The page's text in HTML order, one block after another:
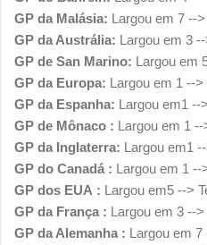
GP da Malásia: Largou em 7 --
GP da Austrália: Largou em 3
GP de San Marino: Largou em
GP da Europa: Largou em 1 --
GP da Espanha: Largou em1 --
GP de Mônaco : Largou em 1 --
GP da Inglaterra: Largou em1
GP do Canadá : Largou em 1 --
GP dos EUA : Largou em5 -->
GP da França : Largou em 3 -->
GP da Alemanha : Largou em 7